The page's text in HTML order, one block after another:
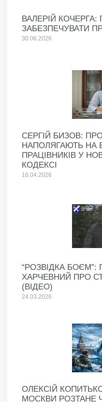
ВАЛЕРІЙ
ЗАБЕЗПЕЧУВАТИ
30.06.2026
СЕРГІЙ БИЗОВ:
НАПОЛЯГАЮТЬ НА
ПРАЦІВНИКІВ У
КОДЕКСІ
16.04.2026
“РОЗВІДКА
ХАРЧЕВНИЙ ПРО
(ВІДЕО)
24.03.2026
ОЛЕКСІЙ
МОСКВИ РОЗТАНЕ